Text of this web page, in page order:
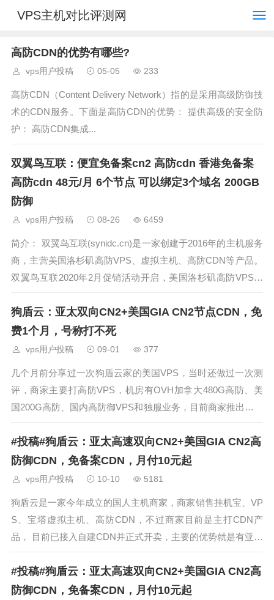
VPS主机对比评测网
高防CDN的优势有哪些?
vps用户投稿 05-05 233
高防CDN（Content Delivery Network）指的是采用高级防御技
术的CDN服务。下面是高防CDN的优势： 提供高级的安全防
护： 高防CDN集成...
双翼鸟互联：便宜免备案cn2 高防cdn 香港免备案
高防cdn 48元/月 6个节点 可以绑定3个域名 200GB
防御
vps用户投稿 08-26 6459
简介： 双翼鸟互联(synidc.cn)是一家创建于2016年的主机服务
商，主营美国洛杉矶高防VPS、虚拟主机、高防CDN等产品。
双翼鸟互联2020年2月促销活动开启，美国洛杉矶高防VPS，
年付99元，三网直连，1核512MB内存，无限流量，自带20G
高防防御
狗盾云：亚太双向CN2+美国GIA CN2节点CDN，免
费1个月，号称打不死
vps用户投稿 09-01 377
几个月前分享过一次狗盾云家的美国VPS，当时还做过一次测
评，商家主要打高防VPS，机房有OVH加拿大480G高防、美
国200G高防、国内高防御VPS和独服业务，目前商家推出了高
防CDN业务，新用户首月免费使用，亚太高速双向CN2+美国
GIA CN2高防节点，无视CC，可抗2T的攻击，商家提供了一
个首
#投稿#狗盾云：亚太高速双向CN2+美国GIA CN2高
防御CDN，免备案CDN，月付10元起
vps用户投稿 10-10 5181
狗盾云是一家今年成立的国人主机商家，商家销售挂机宝、VP
S、宝塔虚拟主机、高防CDN，不过商家目前是主打CDN产
品， 目前已接入自建CDN并正式开卖，主要的优势就是有亚太
CN2+美国GIA的高速线路，同时也有OVH等高防节点，可以
抗量比较大的攻击，目前商家的定价比较便宜，月付仅需要10
元起，可以解决
#投稿#狗盾云：亚太高速双向CN2+美国GIA CN2高
防御CDN，免备案CDN，月付10元起